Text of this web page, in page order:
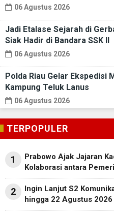
06 Agustus 2026
Jadi Etalase Sejarah di
Siak Hadir di Bandara SSK II
06 Agustus 2026
Polda Riau Gelar Ekspedisi
Kampung Teluk Lanus
06 Agustus 2026
TERPOPULER
1
Prabowo Ajak Jajaran
Kolaborasi antara
2
Ingin Lanjut S2
hingga 22 Agustus 2026